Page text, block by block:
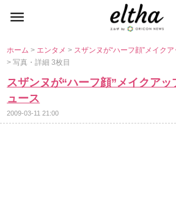
ホーム> エンタメ> スザンヌが“ハーフ顔”メイク
> 写真・詳細 3枚目
スザンヌが“ハーフ顔”メイクア
ュース
2009-03-11 21:00